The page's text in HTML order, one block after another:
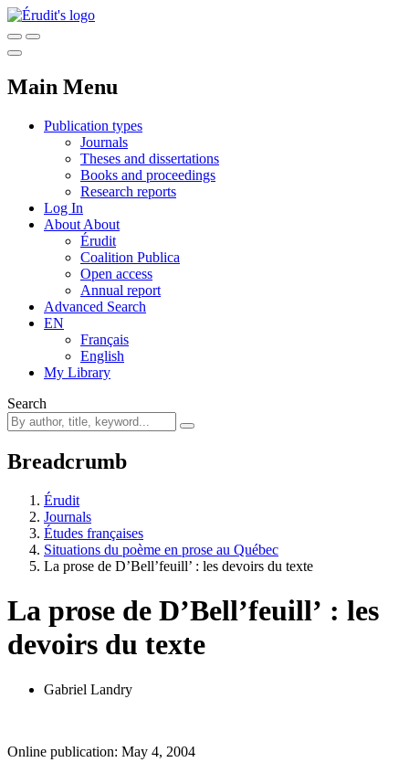
Main Menu
Publication types
Journals
Theses and dissertations
Books and proceedings
Research reports
Log In
About About
Érudit
Coalition Publica
Open access
Annual report
Advanced Search
EN
Français
English
My Library
Search
Breadcrumb
Érudit
Journals
Études françaises
Situations du poème en prose au Québec
La prose de D’Bell’feuill’ : les devoirs du texte
La prose de D’Bell’feuill’ : les
devoirs du texte
Gabriel Landry
Online publication: May 4, 2004